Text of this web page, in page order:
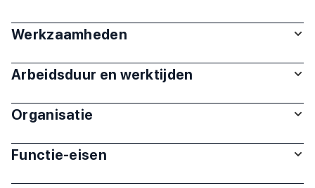
Werkzaamheden
Arbeidsduur en werktijden
Organisatie
Functie-eisen